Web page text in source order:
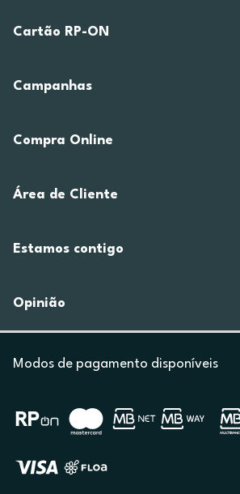
Cartão RP-ON
Campanhas
Compra Online
Área de Cliente
Estamos contigo
Opinião
Modos de pagamento disponíveis